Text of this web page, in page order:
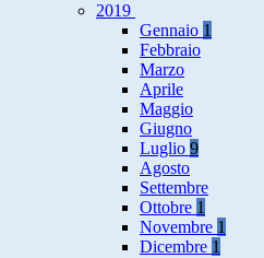
2019
Gennaio 1
Febbraio
Marzo
Aprile
Maggio
Giugno
Luglio 9
Agosto
Settembre
Ottobre 1
Novembre 1
Dicembre 1